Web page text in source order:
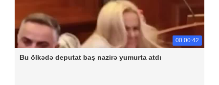
00:00:42
Bu ölkədə deputat baş nazirə yumurta atdı